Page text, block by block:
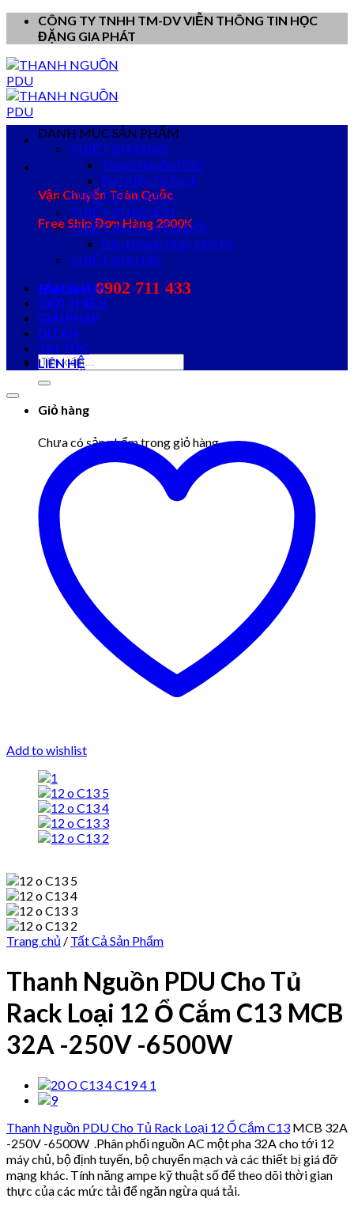
Skip
content
CÔNG TY TNHH TM-DV VIỄN THÔNG TIN HỌC
ĐẶNG GIA PHÁT
Vận Chuyển Toàn Quốc
Free Ship Đơn Hàng 2000K
HotLine: 0902 711 433
Tìm
kiếm:
Giỏ hàng
Chưa có sản phẩm trong giỏ hàng.
DANH MỤC SẢN PHẨM
THIẾT BỊ MẠNG
Thanh Nguồn PDU
Phụ Kiện Tủ Rack
THIẾT BỊ QUANG
THIẾT BỊ NGUỒN
THIẾT BỊ CHUYỂN ĐỔI
Dây Nguồn Máy Tính PC
THIẾT BỊ KHÁC
SẢN PHẨM
GIỚI THIỆU
GIẢI PHÁP
DỰ ÁN
TIN TỨC
LIÊN HỆ
Add to wishlist
Trang chủ / Tất Cả Sản Phẩm
Thanh Nguồn PDU Cho Tủ
Rack Loại 12 Ổ Cắm C13 MCB
32A -250V -6500W
Thanh Nguồn PDU Cho Tủ Rack Loại 12 Ổ Cắm C13 MCB 32A
-250V -6500W .Phân phối nguồn AC một pha 32A cho tới 12
máy chủ, bộ định tuyến, bộ chuyển mạch và các thiết bị giá đỡ
mạng khác. Tính năng ampe kỹ thuật số để theo dõi thời gian
thực của các mức tải để ngăn ngừa quá tải.